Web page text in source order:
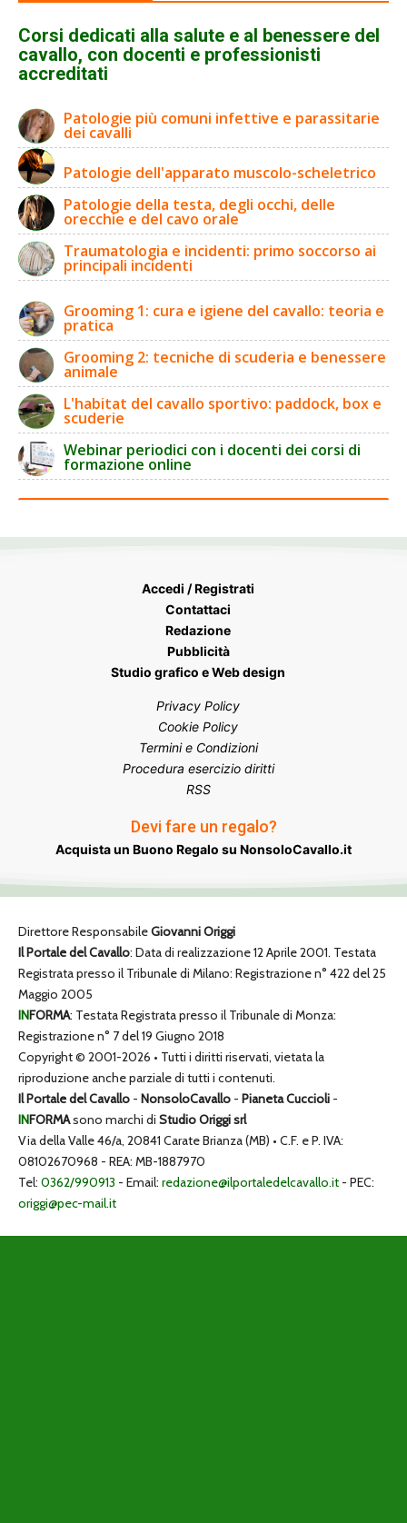
Corsi dedicati alla salute e al benessere del
cavallo, con docenti e professionisti
accreditati
Patologie più comuni infettive e parassitarie
dei cavalli
Patologie dell'apparato muscolo-scheletrico
Patologie della testa, degli occhi, delle
orecchie e del cavo orale
Traumatologia e incidenti: primo soccorso ai
principali incidenti
Grooming 1: cura e igiene del cavallo: teoria e
pratica
Grooming 2: tecniche di scuderia e benessere
animale
L'habitat del cavallo sportivo: paddock, box e
scuderie
Webinar periodici con i docenti dei corsi di
formazione online
Accedi / Registrati
Contattaci
Redazione
Pubblicità
Studio grafico e Web design
Privacy Policy
Cookie Policy
Termini e Condizioni
Procedura esercizio diritti
RSS
Devi fare un regalo?
Acquista un Buono Regalo su NonsoloCavallo.it
Direttore ResponsabileGiovanni Origgi
Il Portale del Cavallo: Data di realizzazione 12 Aprile 2001. Testata
Registrata presso il Tribunale di Milano: Registrazione n° 422 del 25
Maggio 2005
INFORMA: Testata Registrata presso il Tribunale di Monza:
Registrazione n° 7 del 19 Giugno 2018
Copyright © 2001-2026 • Tutti i diritti riservati, vietata la
riproduzione anche parziale di tutti i contenuti.
Il Portale del Cavallo - NonsoloCavallo - Pianeta Cuccioli -
INFORMAsono marchi di Studio Origgi srl
Via della Valle 46/a, 20841 Carate Brianza (MB) • C.F. e P. IVA:
08102670968 - REA: MB-1887970
Tel: 0362/990913 - Email: redazione@ilportaledelcavallo.it - PEC:
origgi@pec-mail.it